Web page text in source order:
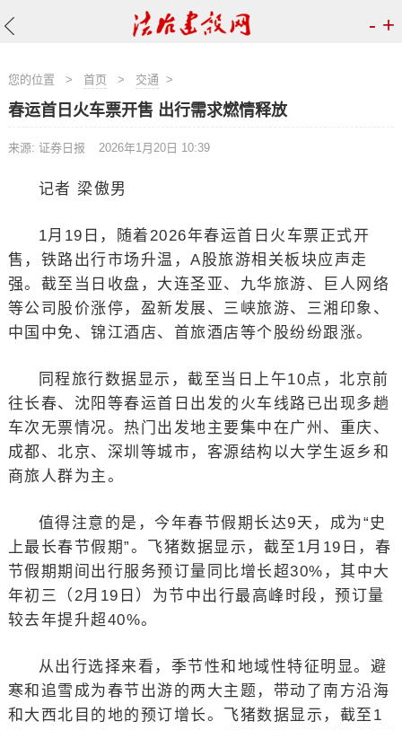
- +
您的位置 > 首页 > 交通 >
春运首日火车票开售 出行需求燃情释放
来源: 证券日报 2026年1月20日 10:39
记者 梁傲男
1月19日，随着2026年春运首日火车票正式开
售，铁路出行市场升温，A股旅游相关板块应声走
强。截至当日收盘，大连圣亚、九华旅游、巨人网络
等公司股价涨停，盈新发展、三峡旅游、三湘印象、
中国中免、锦江酒店、首旅酒店等个股纷纷跟涨。
同程旅行数据显示，截至当日上午10点，北京前
往长春、沈阳等春运首日出发的火车线路已出现多趟
车次无票情况。热门出发地主要集中在广州、重庆、
成都、北京、深圳等城市，客源结构以大学生返乡和
商旅人群为主。
值得注意的是，今年春节假期长达9天，成为“史
上最长春节假期”。飞猪数据显示，截至1月19日，春
节假期期间出行服务预订量同比增长超30%，其中大
年初三（2月19日）为节中出行最高峰时段，预订量
较去年提升超40%。
从出行选择来看，季节性和地域性特征明显。避
寒和追雪成为春节出游的两大主题，带动了南方沿海
和大西北目的地的预订增长。飞猪数据显示，截至1